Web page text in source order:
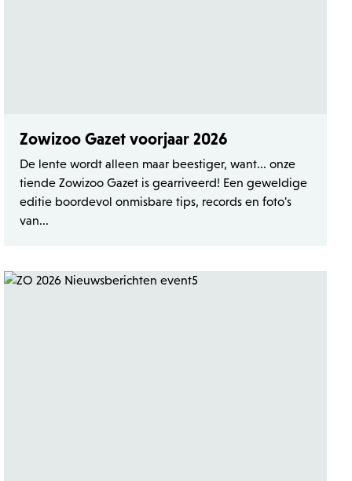
Zowizoo Gazet voorjaar 2026
De lente wordt alleen maar beestiger, want... onze
tiende Zowizoo Gazet is gearriveerd! Een geweldige
editie boordevol onmisbare tips, records en foto's
van...